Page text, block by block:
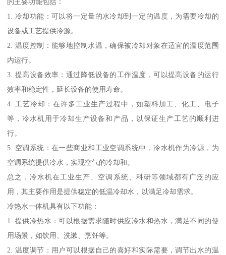
的主要功能包括：
1. 冷却功能：可以将一定量的水冷却到一定的温度，为需要冷却的
设备或工艺提供冷源。
2. 温度控制：能够地控制水温，确保被冷却对象在适宜的温度范围
内运行。
3. 提高设备效率：通过降低设备的工作温度，可以提高设备的运行
效率和稳定性，延长设备的使用寿命。
4. 工艺冷却：在许多工业生产过程中，如塑料加工、化工、电子
等，冷水机用于冷却生产设备和产品，以保证生产工艺的顺利进
行。
5. 空调系统：在一些商业和工业空调系统中，冷水机作为冷源，为
空调系统提供冷水，实现空气的冷却和。
总之，冷水机在工业生产、空调系统、科研等领域都有广泛的应
用，其主要作用是提供稳定的低温冷却水，以满足冷却需求。
冷热水一体机具有以下功能：
1. 提供冷热水：可以根据需求随时供应冷水和热水，满足不同的使
用场景，如饮用、洗漱、烹饪等。
2. 温度调节：用户可以根据自己的喜好和实际需要，调节出水的温